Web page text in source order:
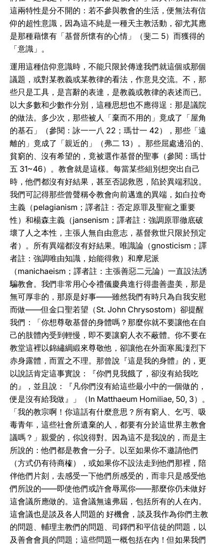
這兩特性是分不開的：若不參與教會的生活，便無法有信
仰的超性意識，因為這不純是一種天主教活動，卻尤其應
是那種藉懷有「基督所懷有的心情」（斐二 5）而獲得的
「意識」。
運用這種信仰意識時，不能只限於傳達我們就這個或那個
議題，或對某教義或某教律的看法，作意見交流。不，那
些只是工具，是言辭的表達，是教義或教律的表述而已。
以大多數和少數作分別，這種思想也不應得逞：那是議院
的做法。多少次，那些被人「棄而不用的」竟成了「屋角
的基石」（參閱：詠一一八 22；瑪廿一 42），那些「遠
離的」竟成了「親近的」（弗二 13）。那些屈處邊沿的、
貧窮的、沒有希望的，竟被選作基督的聖事（參閱：瑪廿
五 31~46）。教會就是這樣。每當某些組別想突出自己
時，他們都沒有好結果，甚至否認救恩，陷於異端邪說。
我們可記得那些曾聲稱令教會向前邁進的異端，如白拉奇
主義（pelagianism；譯者註：否定原罪及聖寵之重要
性）和楊森主義（jansenism；譯者註：強調原罪徹底破
壞了人之本性，主張人無自由意志，基督救世只限於預定
者）。所有異端都沒有好結果。唯識論（gnosticism；譯
者註：強調唯由知識，始能得救）和摩尼派
（manichaeism；譯者註：主張善惡二元論）一直設法誘
騙教會。我們非常用心令禮儀慶典進行得盡善盡美，那是
無可厚非的，那原是好事——雖然我們有時只為自我安慰
而做——但金口聖若望（St. John Chrysostom）卻提醒
我們：「你想尊敬基督的身體嗎？那麼你就不要讓他在自
己的肢體內受到輕慢，即不要讓窮人衣不蔽體。你不要在
教堂這裡以錦繡綢緞來尊敬他，卻讓他在外面寒風澟烈下
赤身露體，而置之不理。那曾說『這是我的身體』的，更
以說話肯定這事實說：『你們見我餓了，卻沒有給我吃
的』，並且說：『凡你們沒有給這些最小中的一個做的，
便是沒有給我做』」（In Matthaeum Homiliae, 50, 3）。
「我的教宗啊！你這話有什麼意思？所有窮人、乞丐、吸
毒青年，這些社會所遺棄的人，都要有分於這世界主教會
議嗎？」親愛的，你說得對。因為這不是我說的，而是主
所說的：他們都是教會一分子。以至如果你不邀請他們
（方式仍有待商榷），或如果你不設法走到他們那裡，陪
伴他們片刻，去感受一下他們所感受的，而非只是感受他
們所說的——即使他們或許會辱罵你——那麼你仍未做好
這會議所應做的。這會議無遠弗屆，包括所有的人在內。
這會議也是談及各人問題的 好機會，談及我作為你們主教
的問題、輔理主教們的問題、司鐸們和平信徒的問題，以
及善會會員的問題；這些問題一概包括在內！但如果我們